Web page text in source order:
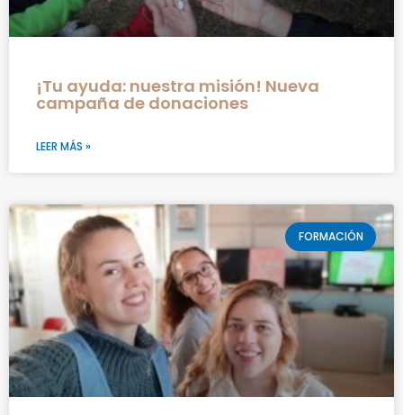
¡Tu ayuda: nuestra misión! Nueva
campaña de donaciones
LEER MÁS »
FORMACIÓN